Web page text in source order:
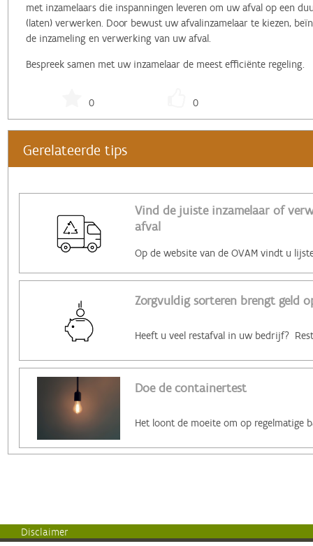
met inzamelaars die inspanningen leveren om uw afval op een
(laten) verwerken. Door bewust uw afvalinzamelaar te kiezen,
de inzameling en verwerking van uw afval.
Bespreek samen met uw inzamelaar de meest efficiënte regeling.
0 0
Gerelateerde tips
Vind de juiste inzamelaar of
afval
Zorgvuldig sorteren brengt geld
Doe de containertest
Disclaimer